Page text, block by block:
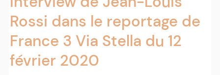
Rossi dans le reportage de
France 3 Via Stella du 12
février 2020